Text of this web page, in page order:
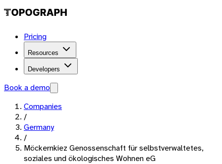
Pricing
Resources
Developers
Book a demo
Companies
/
Germany
/
Möckernkiez Genossenschaft für selbstverwaltetes,
soziales und ökologisches Wohnen eG